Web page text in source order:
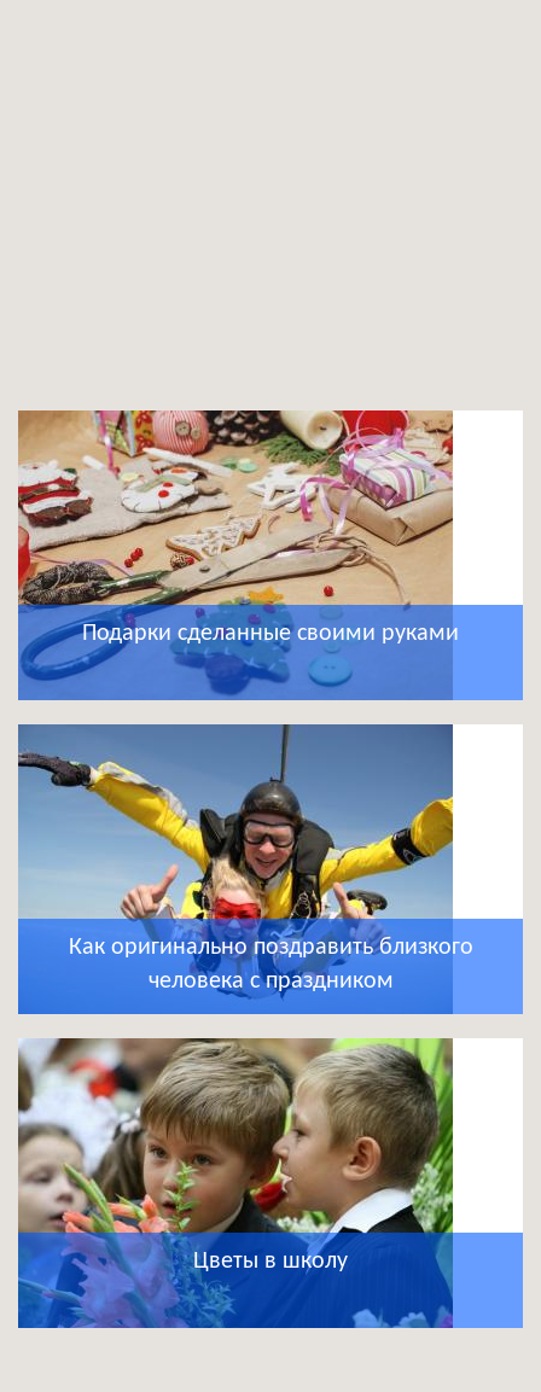
Подарки сделанные своими руками
Как оригинально поздравить близкого
человека с праздником
Цветы в школу